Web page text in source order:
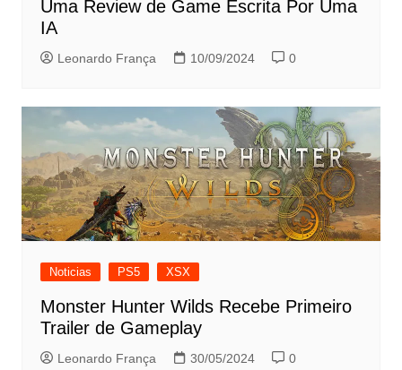
Uma Review de Game Escrita Por Uma
IA
Leonardo França 10/09/2024 0
Noticias PS5 XSX
Monster Hunter Wilds Recebe Primeiro
Trailer de Gameplay
Leonardo França 30/05/2024 0